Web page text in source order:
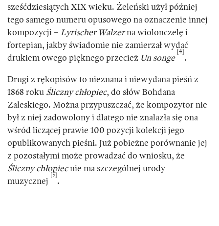
sześćdziesiątych XIX wieku. Żeleński użył później
tego samego numeru opusowego na oznaczenie innej
kompozycji – Lyrischer Walzerna wiolonczelę i
fortepian, jakby świadomie nie zamierzał wydać
drukiem owego pięknego przecież Un songe
[4]
.
Drugi z rękopisów to nieznana i niewydana pieśń z
1868 roku Śliczny chłopiec, do słów Bohdana
Zaleskiego. Można przypuszczać, że kompozytor nie
był z niej zadowolony i dlatego nie znalazła się ona
wśród liczącej prawie 100 pozycji kolekcji jego
opublikowanych pieśni. Już pobieżne porównanie jej
z pozostałymi może prowadzać do wniosku, że
Śliczny chłopiecnie ma szczególnej urody
muzycznej
[5]
.